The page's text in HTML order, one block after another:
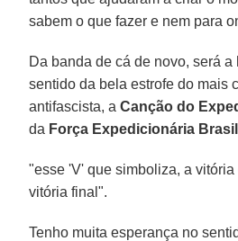
sabem o que fazer e nem para
Da banda de cá de novo, será a
sentido da bela estrofe do mais
antifascista, a Canção do
da Força Expedicionária
"esse 'V' que simboliza, a
vitória final".
Tenho muita esperança no